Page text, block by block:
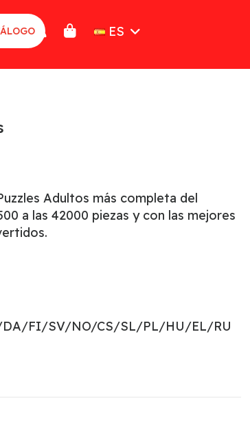
ES
Adultos más completa del
a las 42000 piezas y con las mejores
FI/SV/NO/CS/SL/PL/HU/EL/RU